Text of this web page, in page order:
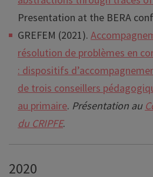
Presentation at the BERA
GREFEM (2021).
résolution de problèmes en
: dispositifs
de trois conseillers
au primaire. Présentation au
du CRIPFE.
2020